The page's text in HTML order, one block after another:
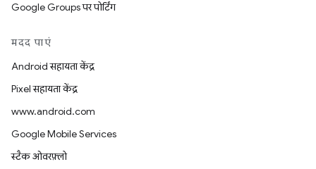
Google Groups पर पोर्टिंग
मदद पाएं
Android सहायता केंद्र
Pixel सहायता केंद्र
www.android.com
Google Mobile Services
स्टैक ओवरफ़्लो